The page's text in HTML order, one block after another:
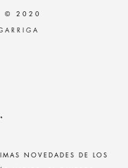
© 2020
NOVEDADES DE LOS